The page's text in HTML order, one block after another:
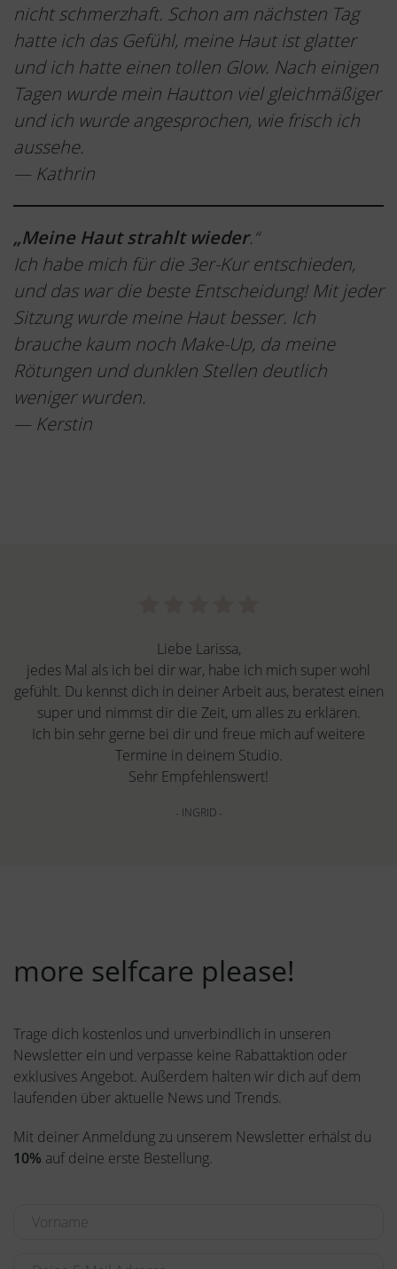
nicht schmerzhaft. Schon am nächsten Tag
hatte ich das Gefühl, meine Haut ist glatter
und ich hatte einen tollen Glow. Nach einigen
Tagen wurde mein Hautton viel gleichmäßiger
und ich wurde angesprochen, wie frisch ich
aussehe.
— Kathrin
„Meine Haut strahlt wieder.“
Ich habe mich für die 3er-Kur entschieden,
und das war die beste Entscheidung! Mit jeder
Sitzung wurde meine Haut besser. Ich
brauche kaum noch Make-Up, da meine
Rötungen und dunklen Stellen deutlich
weniger wurden.
— Kerstin
Liebe Larissa,
jedes Mal als ich bei dir war, habe ich mich super wohl
gefühlt. Du kennst dich in deiner Arbeit aus, beratest einen
super und nimmst dir die Zeit, um alles zu erklären.
Ich bin sehr gerne bei dir und freue mich auf weitere
Termine in deinem Studio.
Sehr Empfehlenswert!
- INGRID -
more selfcare please!
Trage dich kostenlos und unverbindlich in unseren
Newsletter ein und verpasse keine Rabattaktion oder
exklusives Angebot. Außerdem halten wir dich auf dem
laufenden über aktuelle News und Trends.
Mit deiner Anmeldung zu unserem Newsletter erhälst du
10% auf deine erste Bestellung.